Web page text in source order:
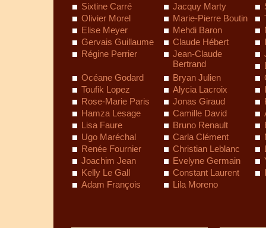
Sixtine Carré
Jacquy Marty
Olivier Morel
Marie-Pierre Boutin
Elise Meyer
Mehdi Baron
Gervais Guillaume
Claude Hébert
Régine Perrier
Jean-Claude
Bertrand
Océane Godard
Bryan Julien
Toufik Lopez
Alycia Lacroix
Rose-Marie Paris
Jonas Giraud
Hamza Lesage
Camille David
Lisa Faure
Bruno Renault
Ugo Maréchal
Carla Clément
Renée Fournier
Christian Leblanc
Joachim Jean
Evelyne Germain
Kelly Le Gall
Constant Laurent
Adam François
Lila Moreno